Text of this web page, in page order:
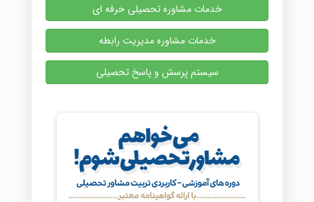
خدمات مشاوره تحصیلی حرفه ای
خدمات مشاوره مدیریت رابطه
سیستم پرسش و پاسخ تحصیلی